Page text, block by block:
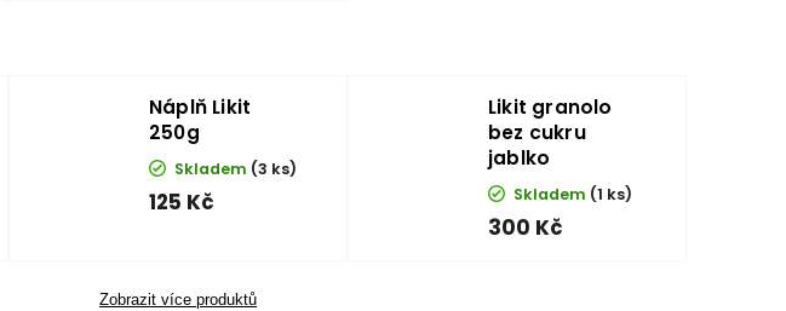
Náplň Likit
250g
Skladem (3 ks)
125 Kč
Likit granolo
bez cukru
jablko
Skladem (1 ks)
300 Kč
Zobrazit více produktů